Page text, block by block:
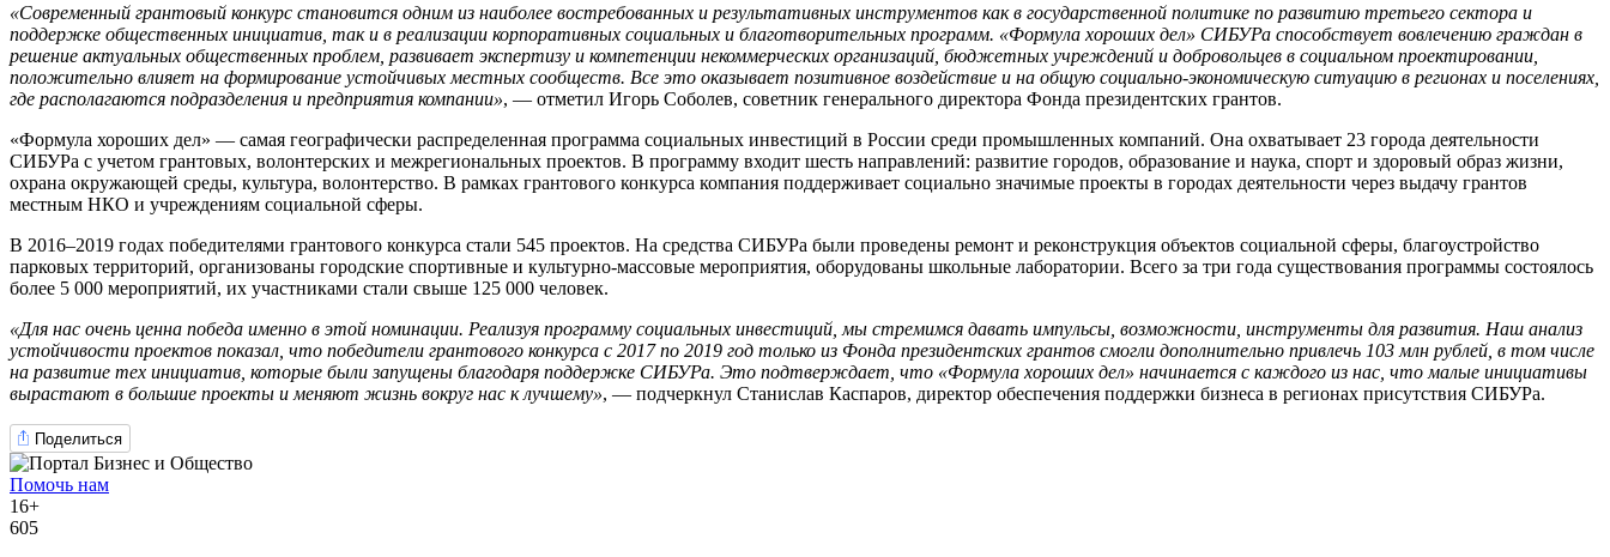
«Современный грантовый конкурс становится одним из наиболее востребованных и результативных инструментов как в государственной политике по развитию третьего сектора и
поддержке общественных инициатив, так и в реализации корпоративных социальных и благотворительных программ. «Формула хороших дел» СИБУРа способствует вовлечению граждан в
решение актуальных общественных проблем, развивает экспертизу и компетенции некоммерческих организаций, бюджетных учреждений и добровольцев в социальном проектировании,
положительно влияет на формирование устойчивых местных сообществ. Все это оказывает позитивное воздействие и на общую социально-экономическую ситуацию в регионах и поселениях,
где располагаются подразделения и предприятия компании», — отметил Игорь Соболев, советник генерального директора Фонда президентских грантов.
«Формула хороших дел» — самая географически распределенная программа социальных инвестиций в России среди промышленных компаний. Она охватывает 23 города деятельности
СИБУРа с учетом грантовых, волонтерских и межрегиональных проектов. В программу входит шесть направлений: развитие городов, образование и наука, спорт и здоровый образ жизни,
охрана окружающей среды, культура, волонтерство. В рамках грантового конкурса компания поддерживает социально значимые проекты в городах деятельности через выдачу грантов
местным НКО и учреждениям социальной сферы.
В 2016–2019 годах победителями грантового конкурса стали 545 проектов. На средства СИБУРа были проведены ремонт и реконструкция объектов социальной сферы, благоустройство
парковых территорий, организованы городские спортивные и культурно-массовые мероприятия, оборудованы школьные лаборатории. Всего за три года существования программы состоялось
более 5 000 мероприятий, их участниками стали свыше 125 000 человек.
«Для нас очень ценна победа именно в этой номинации. Реализуя программу социальных инвестиций, мы стремимся давать импульсы, возможности, инструменты для развития. Наш анализ
устойчивости проектов показал, что победители грантового конкурса с 2017 по 2019 год только из Фонда президентских грантов смогли дополнительно привлечь 103 млн рублей, в том числе
на развитие тех инициатив, которые были запущены благодаря поддержке СИБУРа. Это подтверждает, что «Формула хороших дел» начинается с каждого из нас, что малые инициативы
вырастают в большие проекты и меняют жизнь вокруг нас к лучшему», — подчеркнул Станислав Каспаров, директор обеспечения поддержки бизнеса в регионах присутствия СИБУРа.
Поделиться
Помочь нам
16+
605